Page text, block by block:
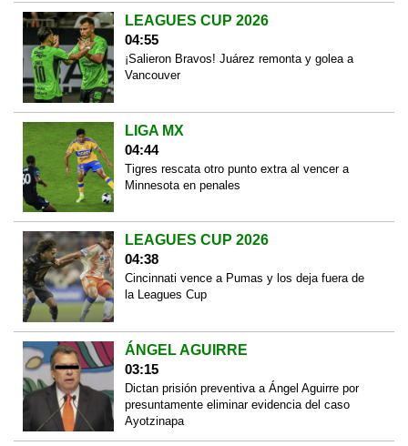
LEAGUES CUP 2026
04:55
¡Salieron Bravos! Juárez remonta y golea a
Vancouver
LIGA MX
04:44
Tigres rescata otro punto extra al vencer a
Minnesota en penales
LEAGUES CUP 2026
04:38
Cincinnati vence a Pumas y los deja fuera de
la Leagues Cup
ÁNGEL AGUIRRE
03:15
Dictan prisión preventiva a Ángel Aguirre por
presuntamente eliminar evidencia del caso
Ayotzinapa